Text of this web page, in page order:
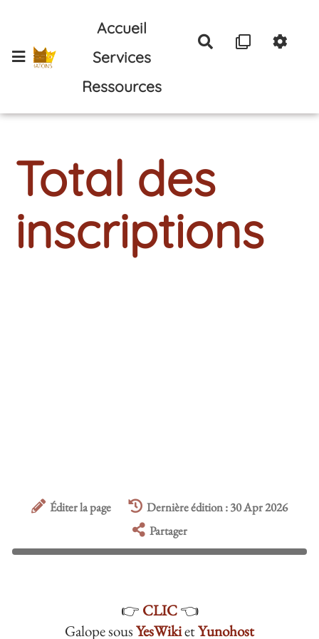
Aller au contenu principal
Accueil
Services
Ressources
Rechercher
Total des
inscriptions
Éditer la page
Dernière édition : 30 Apr 2026
Partager
👉 CLIC👈
Galope sousYesWikietYunohost